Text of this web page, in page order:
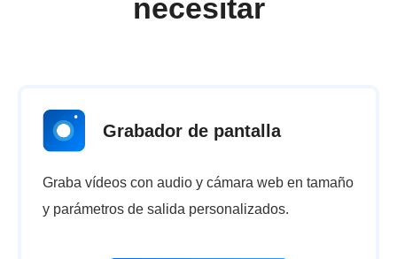
necesitar
Grabador de pantalla
Graba vídeos con audio y cámara web en tamaño
y parámetros de salida personalizados.